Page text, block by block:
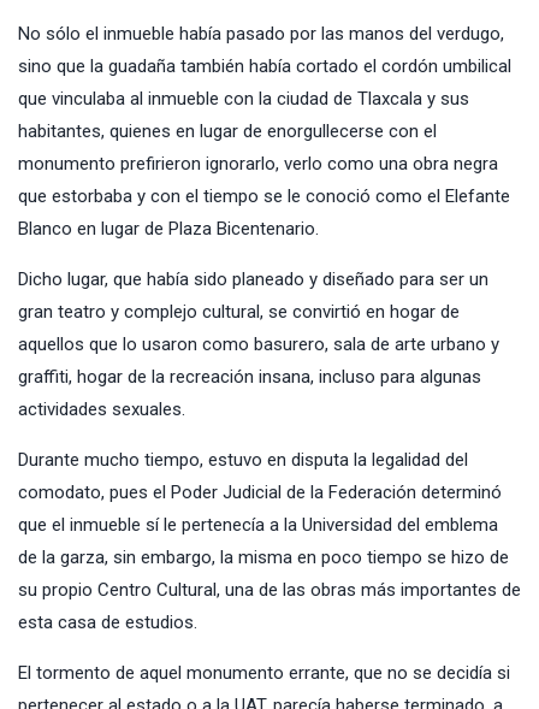
No sólo el inmueble había pasado por las manos del verdugo,
sino que la guadaña también había cortado el cordón umbilical
que vinculaba al inmueble con la ciudad de Tlaxcala y sus
habitantes, quienes en lugar de enorgullecerse con el
monumento prefirieron ignorarlo, verlo como una obra negra
que estorbaba y con el tiempo se le conoció como el Elefante
Blanco en lugar de Plaza Bicentenario.
Dicho lugar, que había sido planeado y diseñado para ser un
gran teatro y complejo cultural, se convirtió en hogar de
aquellos que lo usaron como basurero, sala de arte urbano y
graffiti, hogar de la recreación insana, incluso para algunas
actividades sexuales.
Durante mucho tiempo, estuvo en disputa la legalidad del
comodato, pues el Poder Judicial de la Federación determinó
que el inmueble sí le pertenecía a la Universidad del emblema
de la garza, sin embargo, la misma en poco tiempo se hizo de
su propio Centro Cultural, una de las obras más importantes de
esta casa de estudios.
El tormento de aquel monumento errante, que no se decidía si